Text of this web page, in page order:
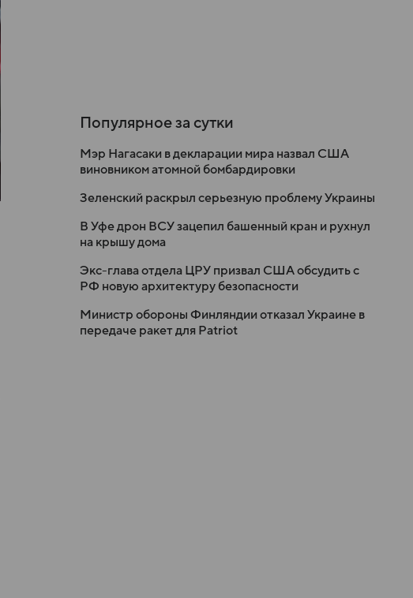
Популярное за сутки
Мэр Нагасаки в декларации мира назвал США
виновником атомной бомбардировки
Зеленский раскрыл серьезную проблему Украины
В Уфе дрон ВСУ зацепил башенный кран и рухнул
на крышу дома
Экс-глава отдела ЦРУ призвал США обсудить с
РФ новую архитектуру безопасности
Министр обороны Финляндии отказал Украине в
передаче ракет для Patriot